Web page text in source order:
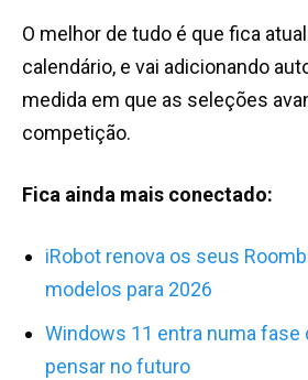
O melhor de tudo é que fica
calendário, e vai adicionando
medida em que as seleções
competição.
Fica ainda mais conectado:
iRobot renova os seus
modelos para 2026
Windows 11 entra numa fase
pensar no futuro